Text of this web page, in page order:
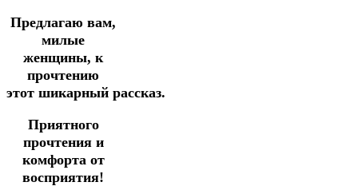
Предлагаю вам,
милые
женщины, к
прочтению
этот шикарный рассказ.
Приятного
прочтения и
комфорта от
восприятия!